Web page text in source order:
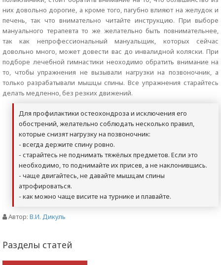
них довольно дорогие, а кроме того, пагубно влияют на желудок и
печень, так что внимательно читайте инструкцию. При выборе
мануального терапевта то же желательно быть повнимательнее,
так как непрофессиональный мануальщик, которых сейчас
довольно много, может довести вас до инвалидной коляски. При
подборе лечебной гимнастики неоходимо обратить внимание на
то, чтобы упражнения не вызывали нагрузки на позвоночник, а
только разрабатывали мышцы спины. Все упражнения старайтесь
делать медленно, без резких движений.
Для профилактики остеохондроза и исключения его
обострений, желательно соблюдать несколько правил,
которые снизят нагрузку на позвоночник:
- всегда держите спину ровно.
- старайтесь не поднимать тяжёлых предметов. Если это
необходимо, то поднимайте их присев, а не наклонившись.
- чаще двигайтесь, не давайте мышцам спины
атрофироваться.
- как можно чаще висите на турнике и плавайте.
Автор: В.И. Дикуль
Разделы статей